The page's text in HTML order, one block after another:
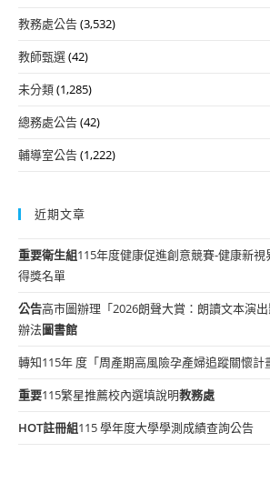
教務處公告(3,532)
教師甄選(42)
未分類(1,285)
總務處公告(42)
輔導室公告(1,222)
近期文章
重要衛生組115年度健康促進創意競賽-健康新
得獎名單
公告高市圖辦理「2026朗聲大賞：朗讀文本演
辦法圖書館
轉知115年 度「周產期高風險孕產婦追蹤關懷計
重要115繁星推薦校內選填說明教務處
HOT註冊組115 學年度大學學測成績查詢公告